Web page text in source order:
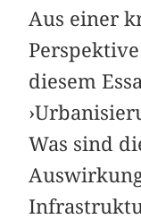
Aus einer
diesem
Was sind